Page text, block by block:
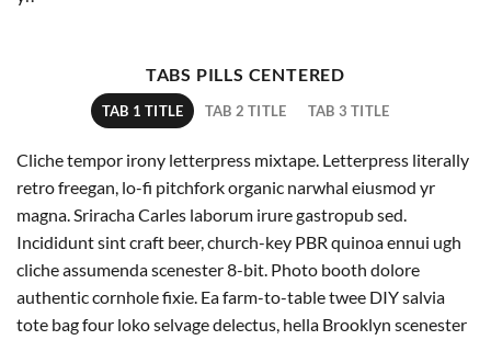
TABS PILLS CENTERED
TAB 1 TITLE TAB 2 TITLE TAB 3 TITLE
Cliche tempor irony letterpress mixtape. Letterpress literally
retro freegan, lo-fi pitchfork organic narwhal eiusmod yr
magna. Sriracha Carles laborum irure gastropub sed.
Incididunt sint craft beer, church-key PBR quinoa ennui ugh
cliche assumenda scenester 8-bit. Photo booth dolore
authentic cornhole fixie. Ea farm-to-table twee DIY salvia
tote bag four loko selvage delectus, hella Brooklyn scenester